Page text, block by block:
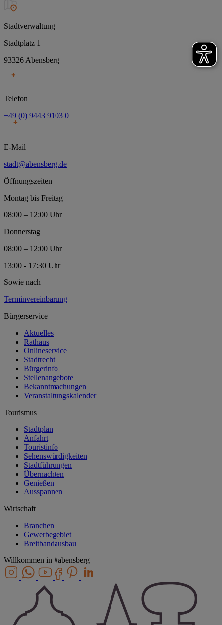
Stadtverwaltung
Stadtplatz 1
93326 Abensberg
Telefon
+49 (0) 9443 9103 0
E-Mail
stadt@abensberg.de
Öffnungszeiten
Montag bis Freitag
08:00 – 12:00 Uhr
Donnerstag
08:00 – 12:00 Uhr
13:00 - 17:30 Uhr
Sowie nach
Terminvereinbarung
Bürgerservice
Aktuelles
Rathaus
Onlineservice
Stadtrecht
Bürgerinfo
Stellenangebote
Bekanntmachungen
Veranstaltungskalender
Tourismus
Stadtplan
Anfahrt
Touristinfo
Sehenswürdigkeiten
Stadtführungen
Übernachten
Genießen
Ausspannen
Wirtschaft
Branchen
Gewerbegebiet
Breitbandausbau
Willkommen in #abensberg